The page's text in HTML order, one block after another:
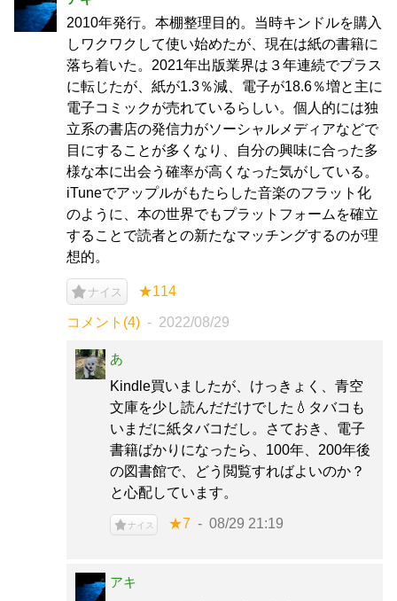
2010年発行。本棚整理目的。当時キンドルを購入
しワクワクして使い始めたが、現在は紙の書籍に
落ち着いた。2021年出版業界は３年連続でプラス
に転じたが、紙が1.3％減、電子が18.6％増と主に
電子コミックが売れているらしい。個人的には独
立系の書店の発信力がソーシャルメディアなどで
目にすることが多くなり、自分の興味に合った多
様な本に出会う確率が高くなった気がしている。
iTuneでアップルがもたらした音楽のフラット化
のように、本の世界でもプラットフォームを確立
することで読者との新たなマッチングするのが理
想的。
ナイス ★114
コメント(4) 2022/08/29
あ
Kindle買いましたが、けっきょく、青空
文庫を少し読んだだけでした💧タバコも
いまだに紙タバコだし。さておき、電子
書籍ばかりになったら、100年、200年後
の図書館で、どう閲覧すればよいのか？
と心配しています。
ナイス ★7 08/29 21:19
アキ